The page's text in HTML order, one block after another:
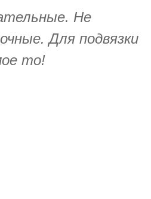
Не
Для подвязки
то!